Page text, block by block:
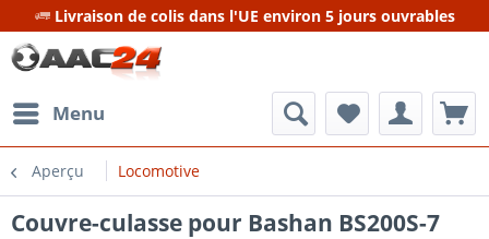
Livraison de colis dans l'UE environ 5 jours ouvrables
Menu
Aperçu Locomotive
Couvre-culasse pour Bashan BS200S-7